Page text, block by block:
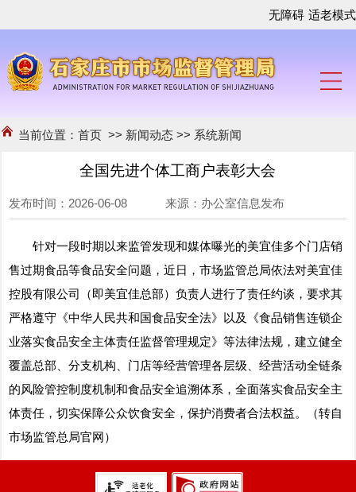
无障碍 适老模式
当前位置：首页 >> 新闻动态 >> 系统新闻
全国先进个体工商户表彰大会
发布时间：2026-06-08 来源：办公室信息发布
针对一段时期以来监管发现和媒体曝光的美宜佳多个门店销
售过期食品等食品安全问题，近日，市场监管总局依法对美宜佳
控股有限公司（即美宜佳总部）负责人进行了责任约谈，要求其
严格遵守《中华人民共和国食品安全法》以及《食品销售连锁企
业落实食品安全主体责任监督管理规定》等法律法规，建立健全
覆盖总部、分支机构、门店等经营管理各层级、经营活动全链条
的风险管控制度机制和食品安全追溯体系，全面落实食品安全主
体责任，切实保障公众饮食安全，保护消费者合法权益。（转自
市场监管总局官网）